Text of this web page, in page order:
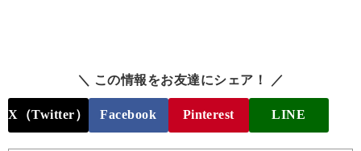
＼ この情報をお友達にシェア！ ／
X（Twitter） Facebook Pinterest LINE